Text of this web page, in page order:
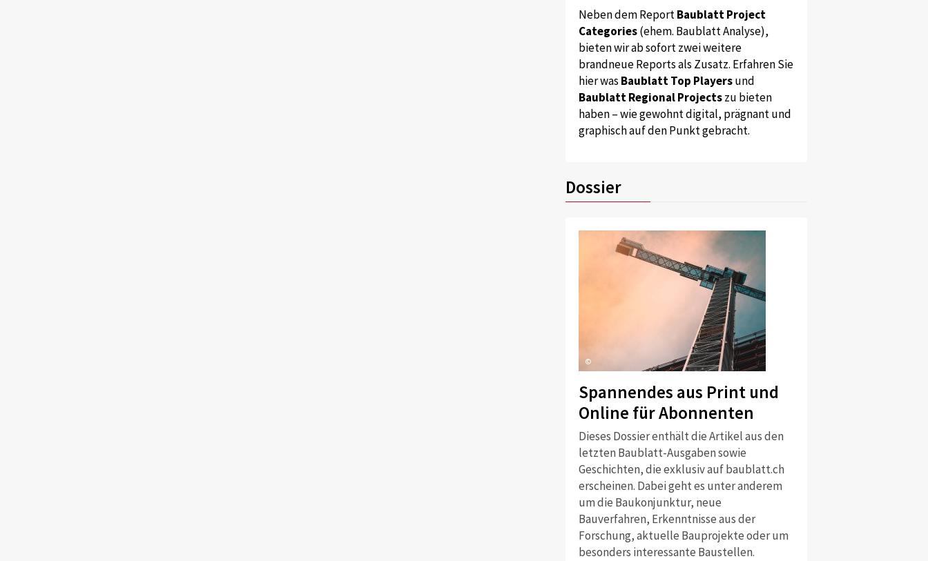
Neben dem ReportBaublatt Project
Categories(ehem. Baublatt Analyse),
bieten wir ab sofort zwei weitere
brandneue Reports als Zusatz. Erfahren Sie
hier was Baublatt Top Playersund
Baublatt Regional Projectszu bieten
haben – wie gewohnt digital, prägnant und
graphisch auf den Punkt gebracht.
Dossier
©
Spannendes aus Print und
Online für Abonnenten
Dieses Dossier enthält die Artikel aus den
letzten Baublatt-Ausgaben sowie
Geschichten, die exklusiv auf baublatt.ch
erscheinen. Dabei geht es unter anderem
um die Baukonjunktur, neue
Bauverfahren, Erkenntnisse aus der
Forschung, aktuelle Bauprojekte oder um
besonders interessante Baustellen.